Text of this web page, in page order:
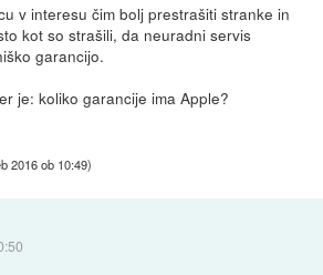
v interesu čim bolj prestrašiti stranke in
kot so strašili, da neuradni servis
garancijo.
je: koliko garancije ima Apple?
2016 ob 10:49)